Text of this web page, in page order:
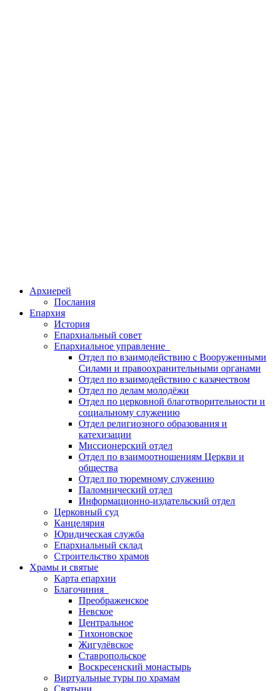
Архиерей
Послания
Епархия
История
Епархиальный совет
Епархиальное управление
Отдел по взаимодействию с Вооруженными
Силами и правоохранительными органами
Отдел по взаимодействию с казачеством
Отдел по делам молодёжи
Отдел по церковной благотворительности и
социальному служению
Отдел религиозного образования и
катехизации
Миссионерский отдел
Отдел по взаимоотношениям Церкви и
общества
Отдел по тюремному служению
Паломнический отдел
Информационно-издательский отдел
Церковный суд
Канцелярия
Юридическая служба
Епархиальный склад
Строительство храмов
Храмы и святые
Карта епархии
Благочиния
Преображенское
Невское
Центральное
Тихоновское
Жигулёвское
Ставропольское
Воскресенский монастырь
Виртуальные туры по храмам
Святыни